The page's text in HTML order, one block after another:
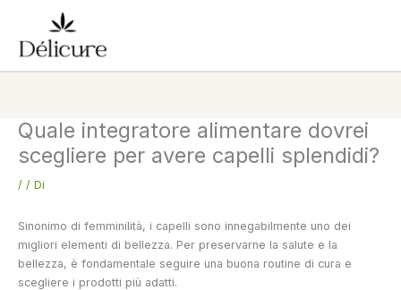
contenuto
Quale integratore alimentare dovrei
scegliere per avere capelli splendidi?
/ / Di
Sinonimo di femminilità, i capelli sono innegabilmente uno dei
migliori elementi di bellezza. Per preservarne la salute e la
bellezza, è fondamentale seguire una buona routine di cura e
scegliere i prodotti più adatti.